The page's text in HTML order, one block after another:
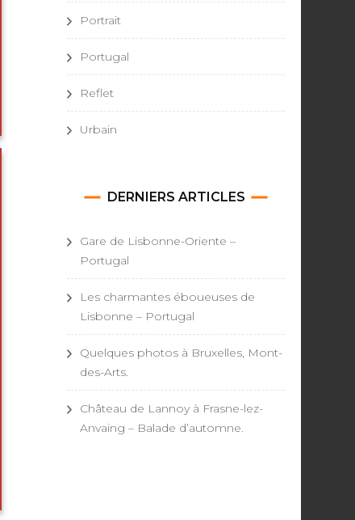
Portrait
Portugal
Reflet
Urbain
DERNIERS ARTICLES
Gare de Lisbonne-Oriente –
Portugal
Les charmantes éboueuses de
Lisbonne – Portugal
Quelques photos à Bruxelles, Mont-
des-Arts.
Château de Lannoy à Frasne-lez-
Anvaing – Balade d’automne.